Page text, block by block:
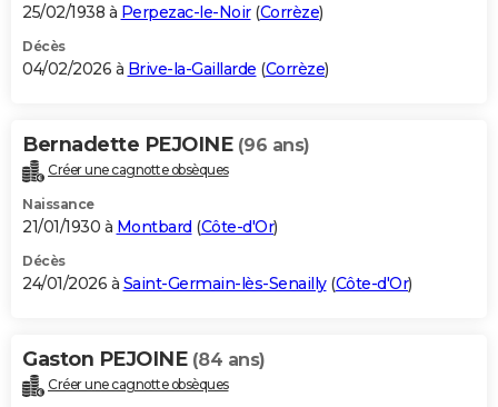
GUIDES D'ACHAT
BONS PLANS
Carte de Noël
Carte Bonne année
Carte Saint-Valentin
Carte Pâques
Carte d'anniversaire
DICTIONNAIRE
Dictionnaire
Biographies
Citations
Expressions
Proverbes
PROGRAMME TV
S'inscrire
Se connecter
Lycées
Collèges
Primaires
Universités
Entreprises
Service militaire
Avis de recherche
AVIS DE DÉCÈS
Bricolage
Lifestyle
Culture
Sport
Auto
Television
Voyage
Cinema
25/02/1938 à Perpezac-le-Noir(Corrèze)
Décès
04/02/2026 à Brive-la-Gaillarde (Corrèze)
Bernadette PEJOINE (96 ans)
Créer une cagnotte obsèques
Naissance
21/01/1930 à Montbard (Côte-d'Or)
Décès
24/01/2026 à Saint-Germain-lès-Senailly(Côte-d'Or)
Gaston PEJOINE (84 ans)
Créer une cagnotte obsèques